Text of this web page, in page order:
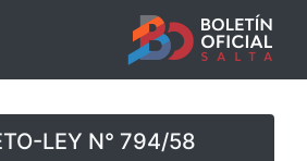
LEY N° 794/58